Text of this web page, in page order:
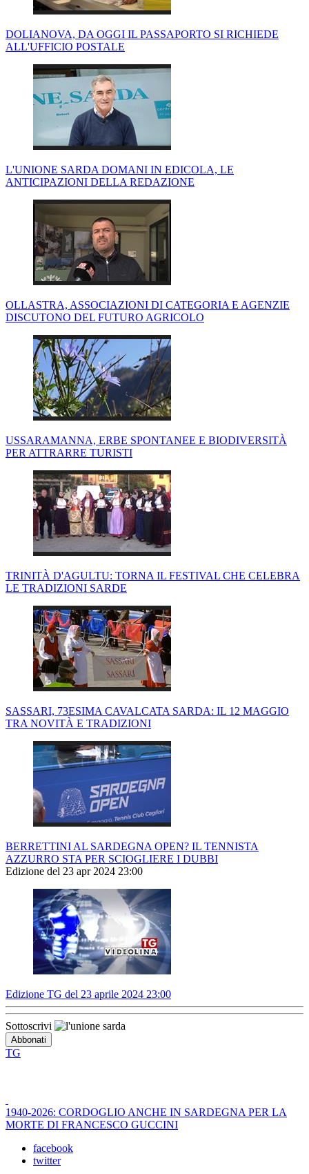
DOLIANOVA, DA OGGI IL PASSAPORTO SI RICHIEDE
ALL'UFFICIO POSTALE
L'UNIONE SARDA DOMANI IN EDICOLA, LE
ANTICIPAZIONI DELLA REDAZIONE
OLLASTRA, ASSOCIAZIONI DI CATEGORIA E AGENZIE
DISCUTONO DEL FUTURO AGRICOLO
USSARAMANNA, ERBE SPONTANEE E BIODIVERSITÀ
PER ATTRARRE TURISTI
TRINITÀ D'AGULTU: TORNA IL FESTIVAL CHE CELEBRA
LE TRADIZIONI SARDE
SASSARI, 73ESIMA CAVALCATA SARDA: IL 12 MAGGIO
TRA NOVITÀ E TRADIZIONI
BERRETTINI AL SARDEGNA OPEN? IL TENNISTA
AZZURRO STA PER SCIOGLIERE I DUBBI
Edizione del 23 apr 2024 23:00
Edizione TG del 23 aprile 2024 23:00
Sottoscrivi
TG
1940-2026: CORDOGLIO ANCHE IN SARDEGNA PER LA
MORTE DI FRANCESCO GUCCINI
facebook
twitter